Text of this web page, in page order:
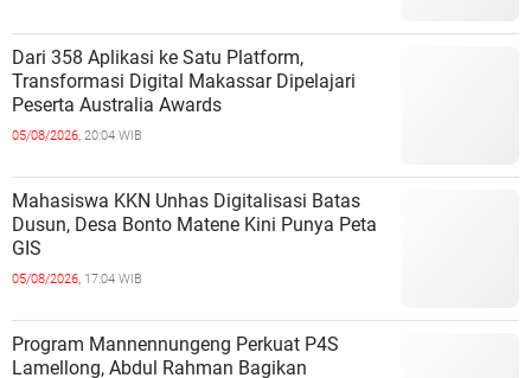
Dari 358 Aplikasi ke Satu Platform,
Transformasi Digital Makassar Dipelajari
Peserta Australia Awards
05/08/2026, 20:04 WIB
Mahasiswa KKN Unhas Digitalisasi Batas
Dusun, Desa Bonto Matene Kini Punya Peta
GIS
05/08/2026, 17:04 WIB
Program Mannennungeng Perkuat P4S
Lamellong, Abdul Rahman Bagikan